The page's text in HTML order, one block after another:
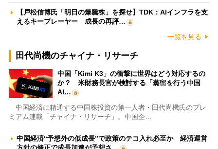
【戸松信博氏「明日の爆騰株」を探せ】TDK：AIインフラを支
えるキープレーヤー 成長の再評…
一覧を見る
田代尚機のチャイナ・リサーチ
中国「Kimi K3」の衝撃に世界はどう対応するの
か？ 米財務長官が検討する「蒸留を行う中国
AI…
中国経済に精通する中国株投資の第一人者・田代尚機氏のプレ
ミアム連載「チャイナ・リサーチ」。中国企…
中国経済“予想外の低成長”で政策のテコ入れ必至か 経済運営